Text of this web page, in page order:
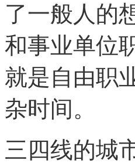
了一般人的
和事业单位
就是自由职
杂时间。
三四线的城